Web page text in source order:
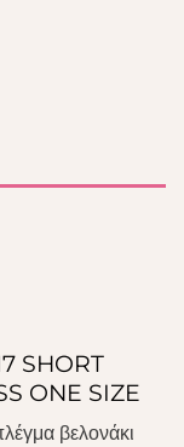
SHORT
ONE SIZE
βελονάκι